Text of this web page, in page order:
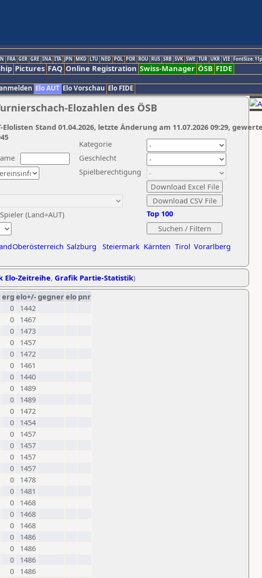
FRA GER GRE INA ITA JPN MKD LTU NED POL POR ROU RUS SRB SVK SWE TUR UKR VIE
Pictures FAQ Online Registration Swiss-Manager ÖSB FIDE
Elo AUT Elo Vorschau Elo FIDE
Elozahlen des ÖSB
Kategorie
Geschlecht
(Land=AUT)
Spielberechtigung
Oberösterreich Salzburg Steiermark Kärnten Tirol Vorarlberg
Top 100
Elolisten Stand 01.04.2026, letzte Änderung am 11.07.2026 09:29,
Elo-Zeitreihe, Grafik Partie-Statistik)
erg elo+/-gegnerelo pnr
0
1442
0
1467
0
1473
0
1457
0
1472
0
1461
0
1440
0
1489
0
1489
0
1472
0
1454
0
1457
0
1457
0
1457
0
1457
0
1478
0
1481
0
1468
0
1468
0
1468
0
1486
0
1486
0
1486
0
1486